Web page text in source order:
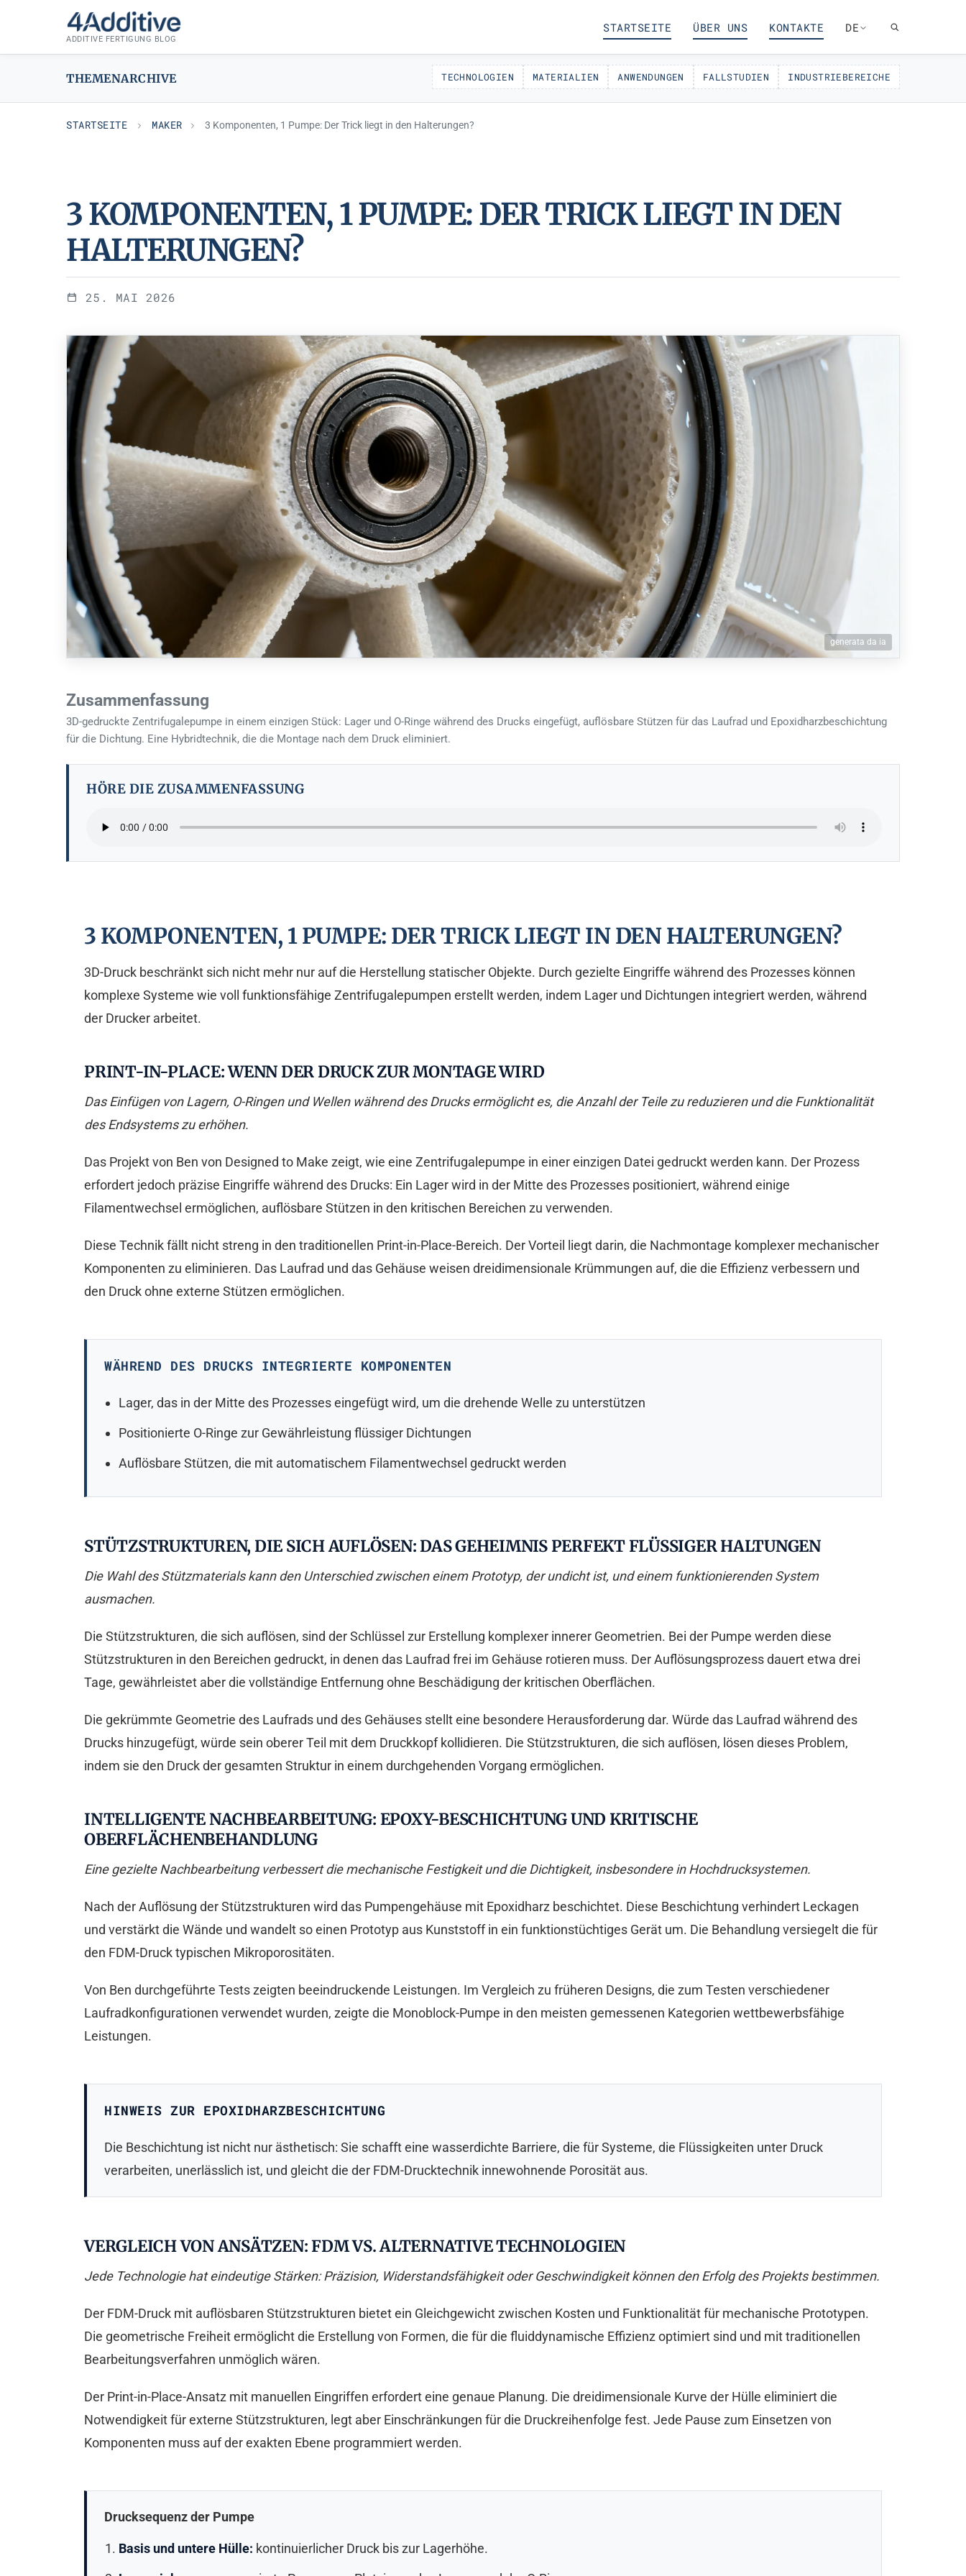
ADDITIVE FERTIGUNG BLOG
STARTSEITE ÜBER UNS KONTAKTE DE
THEMENARCHIVE TECHNOLOGIEN MATERIALIEN ANWENDUNGEN FALLSTUDIEN INDUSTRIEBEREICHE
STARTSEITE MAKER 3 Komponenten, 1 Pumpe: Der Trick liegt in den Halterungen?
3 KOMPONENTEN, 1 PUMPE: DER TRICK LIEGT IN DEN
HALTERUNGEN?
25. MAI 2026
generata da ia
Zusammenfassung
3D-gedruckte Zentrifugalepumpe in einem einzigen Stück: Lager und O-Ringe während des Drucks eingefügt, auflösbare Stützen für das Laufrad und Epoxidharzbeschichtung
für die Dichtung. Eine Hybridtechnik, die die Montage nach dem Druck eliminiert.
HÖRE DIE ZUSAMMENFASSUNG
3 KOMPONENTEN, 1 PUMPE: DER TRICK LIEGT IN DEN HALTERUNGEN?
3D-Druck beschränkt sich nicht mehr nur auf die Herstellung statischer Objekte. Durch gezielte Eingriffe während des Prozesses können
komplexe Systeme wie voll funktionsfähige Zentrifugalepumpen erstellt werden, indem Lager und Dichtungen integriert werden, während
der Drucker arbeitet.
PRINT-IN-PLACE: WENN DER DRUCK ZUR MONTAGE WIRD
Das Einfügen von Lagern, O-Ringen und Wellen während des Drucks ermöglicht es, die Anzahl der Teile zu reduzieren und die Funktionalität
des Endsystems zu erhöhen.
Das Projekt von Ben von Designed to Make zeigt, wie eine Zentrifugalepumpe in einer einzigen Datei gedruckt werden kann. Der Prozess
erfordert jedoch präzise Eingriffe während des Drucks: Ein Lager wird in der Mitte des Prozesses positioniert, während einige
Filamentwechsel ermöglichen, auflösbare Stützen in den kritischen Bereichen zu verwenden.
Diese Technik fällt nicht streng in den traditionellen Print-in-Place-Bereich. Der Vorteil liegt darin, die Nachmontage komplexer mechanischer
Komponenten zu eliminieren. Das Laufrad und das Gehäuse weisen dreidimensionale Krümmungen auf, die die Effizienz verbessern und
den Druck ohne externe Stützen ermöglichen.
WÄHREND DES DRUCKS INTEGRIERTE KOMPONENTEN
Lager, das in der Mitte des Prozesses eingefügt wird, um die drehende Welle zu unterstützen
Positionierte O-Ringe zur Gewährleistung flüssiger Dichtungen
Auflösbare Stützen, die mit automatischem Filamentwechsel gedruckt werden
STÜTZSTRUKTUREN, DIE SICH AUFLÖSEN: DAS GEHEIMNIS PERFEKT FLÜSSIGER HALTUNGEN
Die Wahl des Stützmaterials kann den Unterschied zwischen einem Prototyp, der undicht ist, und einem funktionierenden System
ausmachen.
Die Stützstrukturen, die sich auflösen, sind der Schlüssel zur Erstellung komplexer innerer Geometrien. Bei der Pumpe werden diese
Stützstrukturen in den Bereichen gedruckt, in denen das Laufrad frei im Gehäuse rotieren muss. Der Auflösungsprozess dauert etwa drei
Tage, gewährleistet aber die vollständige Entfernung ohne Beschädigung der kritischen Oberflächen.
Die gekrümmte Geometrie des Laufrads und des Gehäuses stellt eine besondere Herausforderung dar. Würde das Laufrad während des
Drucks hinzugefügt, würde sein oberer Teil mit dem Druckkopf kollidieren. Die Stützstrukturen, die sich auflösen, lösen dieses Problem,
indem sie den Druck der gesamten Struktur in einem durchgehenden Vorgang ermöglichen.
INTELLIGENTE NACHBEARBEITUNG: EPOXY-BESCHICHTUNG UND KRITISCHE
OBERFLÄCHENBEHANDLUNG
Eine gezielte Nachbearbeitung verbessert die mechanische Festigkeit und die Dichtigkeit, insbesondere in Hochdrucksystemen.
Nach der Auflösung der Stützstrukturen wird das Pumpengehäuse mit Epoxidharz beschichtet. Diese Beschichtung verhindert Leckagen
und verstärkt die Wände und wandelt so einen Prototyp aus Kunststoff in ein funktionstüchtiges Gerät um. Die Behandlung versiegelt die für
den FDM-Druck typischen Mikroporositäten.
Von Ben durchgeführte Tests zeigten beeindruckende Leistungen. Im Vergleich zu früheren Designs, die zum Testen verschiedener
Laufradkonfigurationen verwendet wurden, zeigte die Monoblock-Pumpe in den meisten gemessenen Kategorien wettbewerbsfähige
Leistungen.
HINWEIS ZUR EPOXIDHARZBESCHICHTUNG
Die Beschichtung ist nicht nur ästhetisch: Sie schafft eine wasserdichte Barriere, die für Systeme, die Flüssigkeiten unter Druck
verarbeiten, unerlässlich ist, und gleicht die der FDM-Drucktechnik innewohnende Porosität aus.
VERGLEICH VON ANSÄTZEN: FDM VS. ALTERNATIVE TECHNOLOGIEN
Jede Technologie hat eindeutige Stärken: Präzision, Widerstandsfähigkeit oder Geschwindigkeit können den Erfolg des Projekts bestimmen.
Der FDM-Druck mit auflösbaren Stützstrukturen bietet ein Gleichgewicht zwischen Kosten und Funktionalität für mechanische Prototypen.
Die geometrische Freiheit ermöglicht die Erstellung von Formen, die für die fluiddynamische Effizienz optimiert sind und mit traditionellen
Bearbeitungsverfahren unmöglich wären.
Der Print-in-Place-Ansatz mit manuellen Eingriffen erfordert eine genaue Planung. Die dreidimensionale Kurve der Hülle eliminiert die
Notwendigkeit für externe Stützstrukturen, legt aber Einschränkungen für die Druckreihenfolge fest. Jede Pause zum Einsetzen von
Komponenten muss auf der exakten Ebene programmiert werden.
Drucksequenz der Pumpe
Basis und untere Hülle: kontinuierlicher Druck bis zur Lagerhöhe.